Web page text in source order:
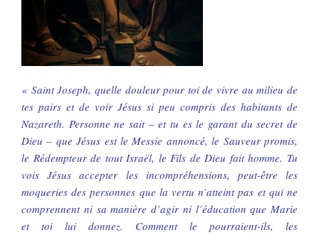
« Saint Joseph, quelle douleur pour toi de vivre au milieu de
tes pairs et de voir Jésus si peu compris des habitants de
Nazareth. Personne ne sait – et tu es le garant du secret de
Dieu – que Jésus est le Messie annoncé, le Sauveur promis,
le Rédempteur de tout Israël, le Fils de Dieu fait homme. Tu
vois Jésus accepter les incompréhensions, peut-être les
moqueries des personnes que la vertu n’atteint pas et qui ne
comprennent ni sa manière d’agir ni l’éducation que Marie
et toi lui donnez. Comment le pourraient-ils, les